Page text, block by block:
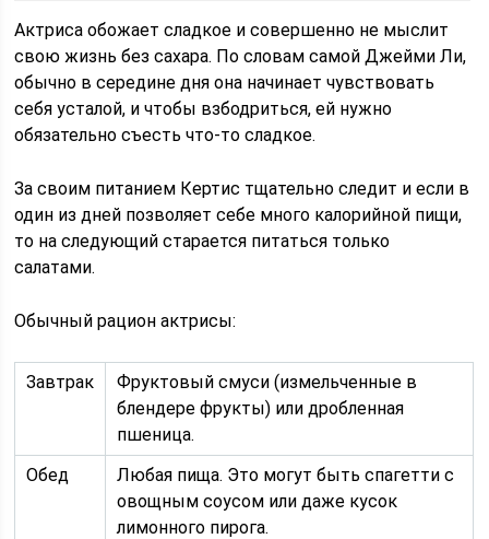
Актриса обожает сладкое и совершенно не мыслит
свою жизнь без сахара. По словам самой Джейми Ли,
обычно в середине дня она начинает чувствовать
себя усталой, и чтобы взбодриться, ей нужно
обязательно съесть что-то сладкое.
За своим питанием Кертис тщательно следит и если в
один из дней позволяет себе много калорийной пищи,
то на следующий старается питаться только
салатами.
Обычный рацион актрисы:
Завтрак
Фруктовый смуси (измельченные в
блендере фрукты) или дробленная
пшеница.
Обед
Любая пища. Это могут быть спагетти с
овощным соусом или даже кусок
лимонного пирога.